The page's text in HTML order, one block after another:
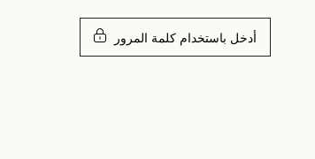
أدخل باستخدام كلمة المرور